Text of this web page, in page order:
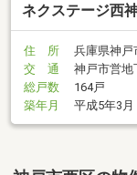
ネクステージ西
住 所
兵庫県神戸
交 通
神戸市営地
総戸数
164戸
築年月
平成5年3月